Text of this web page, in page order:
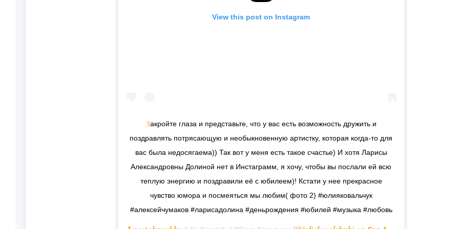
View this post on Instagram
Закройте глаза и представьте, что у вас есть возможность дружить и
поздравлять потрясающую и необыкновенную артистку, которая когда-то для
вас была недосягаема)) Так вот у меня есть такое счастье) И хотя Ларисы
Александровны Долиной нет в Инстаграмм, я хочу, чтобы вы послали ей всю
теплую энергию и поздравили её с юбилеем)! Кстати у нее прекрасное
чувство юмора и посмеяться мы любим( фото 2) #юлияковальчук
#алексейчумаков #ларисадолина #деньрождения #юбилей #музыка #любовь